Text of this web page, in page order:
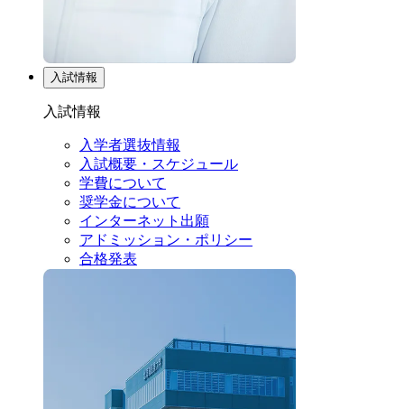
入試情報
入試情報
入学者選抜情報
入試概要・スケジュール
学費について
奨学金について
インターネット出願
アドミッション・ポリシー
合格発表